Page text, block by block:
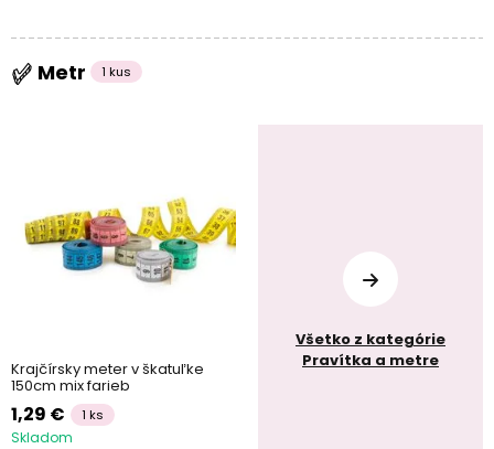
Metr 1 kus
Krajčírsky meter v škatuľke
150cm mix farieb
1,29 € 1 ks
Skladom
Všetko z kategórie
Pravítka a metre